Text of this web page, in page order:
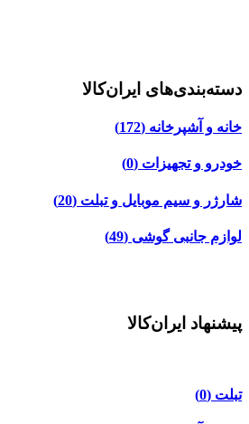
دسته‌بندی‌های ایران‌کالا
خانه و آشپرخانه (172)
خودرو و تجهیزات (0)
شارژر و سیم موبایل و تبلت (20)
لوازم جانبی گوشی (49)
پیشنهاد ایران‌کالا
تبلت (0)